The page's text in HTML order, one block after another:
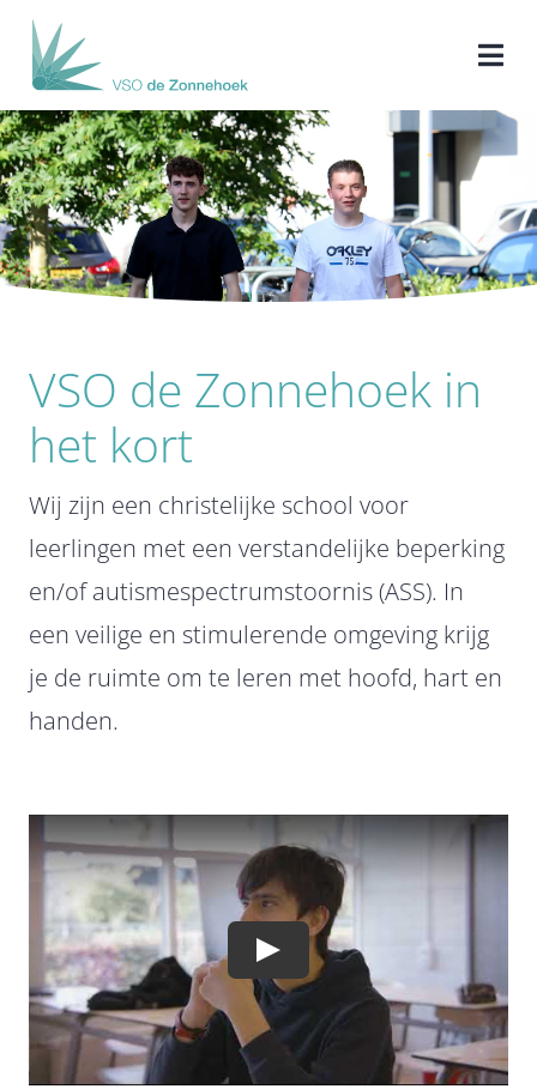
naar
inhoud
Home
Onze school
Onze leerlingen
Ons onderwijs
Ouders/verzorgers
Contact
Facebook
VSO de Zonnehoek in
het kort
Wij zijn een christelijke school voor
leerlingen met een verstandelijke beperking
en/of autismespectrumstoornis (ASS). In
een veilige en stimulerende omgeving krijg
je de ruimte om te leren met hoofd, hart en
handen.